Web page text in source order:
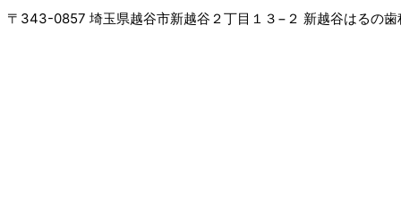
〒343-0857 埼玉県越谷市新越谷２丁目１３−２ 新越谷はるの歯